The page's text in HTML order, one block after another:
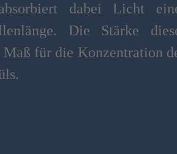
dabei Licht
Die Stärke
für die Konzentration